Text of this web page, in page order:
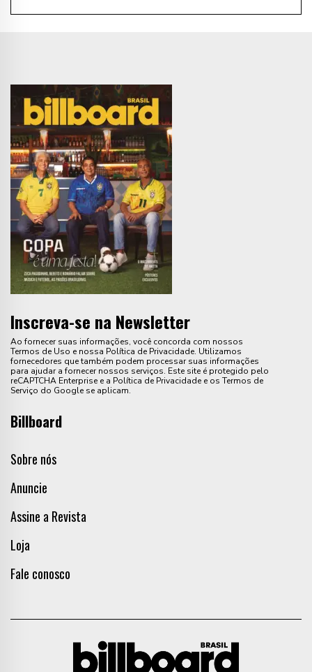
Inscreva-se na Newsletter
Ao fornecer suas informações, você concorda com nossos
Termos de Uso e nossa Política de Privacidade. Utilizamos
fornecedores que também podem processar suas informações
para ajudar a fornecer nossos serviços. Este site é protegido pelo
reCAPTCHA Enterprise e a Política de Privacidade e os Termos de
Serviço do Google se aplicam.
Billboard
Sobre nós
Anuncie
Assine a Revista
Loja
Fale conosco